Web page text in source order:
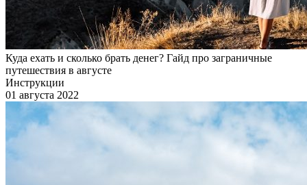
Куда ехать и сколько брать денег? Гайд про заграничные
путешествия в августе
Инструкции
01 августа 2022